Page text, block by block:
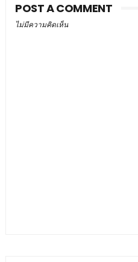
POST A COMMENT
ไม่มีความคิดเห็น